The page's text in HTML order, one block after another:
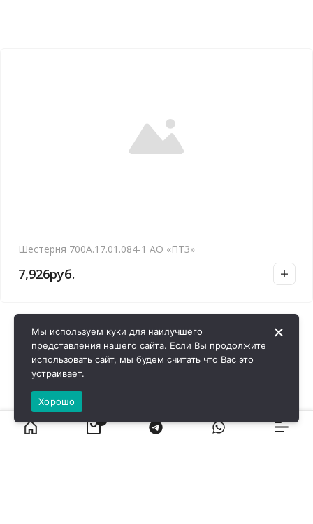
Шестерня 700А.17.01.084-1 АО «ПТЗ»
7,926руб.
Мы используем куки для наилучшего
представления нашего сайта. Если Вы продолжите
использовать сайт, мы будем считать что Вас это
устраивает.
Хорошо